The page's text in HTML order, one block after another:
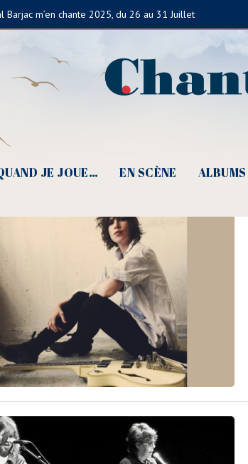
Barjac m’en chante 2025, du 26 au 31 Juillet
JE JOUE… EN SCÈNE ALBUMS